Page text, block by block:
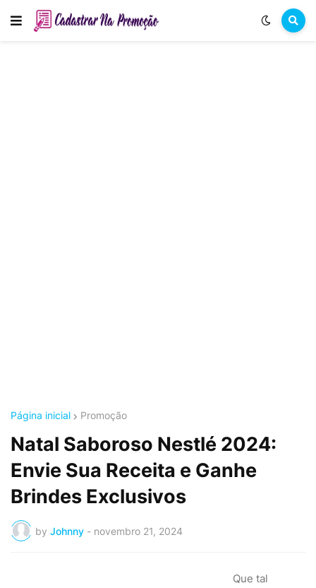
Página inicial Promoção
Natal Saboroso Nestlé 2024:
Envie Sua Receita e Ganhe
Brindes Exclusivos
by Johnny - novembro 21, 2024
Que tal